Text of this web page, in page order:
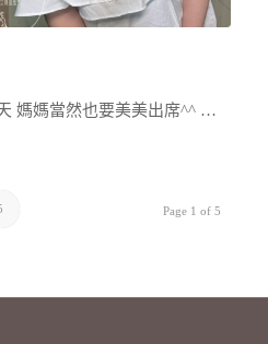
媽媽當然也要美美出席^^ …
Page 1 of 5